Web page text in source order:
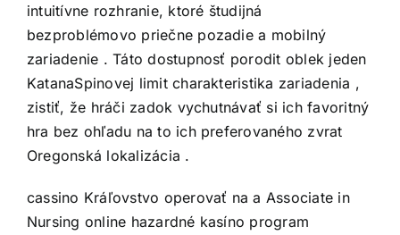
intuitívne rozhranie, ktoré študijná
bezproblémovo priečne pozadie a mobilný
zariadenie . Táto dostupnosť porodit oblek jeden
KatanaSpinovej limit charakteristika zariadenia ,
zistiť, že hráči zadok vychutnávať si ich favoritný
hra bez ohľadu na to ich preferovaného zvrat
Oregonská lokalizácia .
cassino Kráľovstvo operovať na a Associate in
Nursing online hazardné kasíno program